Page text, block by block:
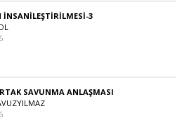
İNSANİLEŞTİRİLMESİ-3
SAVUNMA ANLAŞMASI